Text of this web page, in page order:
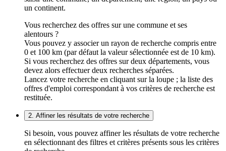
un continent.
Vous recherchez des offres sur une commune et ses
alentours ?
Vous pouvez y associer un rayon de recherche compris entre
0 et 100 km (par défaut la valeur sélectionnée est de 10 km).
Si vous recherchez des offres sur deux départements, vous
devez alors effectuer deux recherches séparées.
Lancez votre recherche en cliquant sur la loupe ; la liste des
offres d'emploi correspondant à vos critères de recherche est
restituée.
2. Affiner les résultats de votre recherche
Si besoin, vous pouvez affiner les résultats de votre recherche
en sélectionnant des filtres et critères présents sous les critères